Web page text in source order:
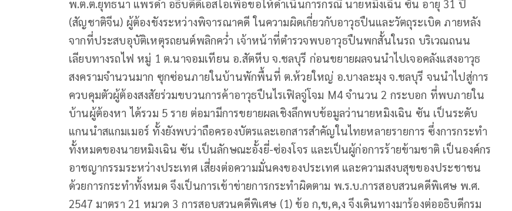
พ.ต.ต.ยุทธนา แพรดำ อธิบดีดีเอสไอเพื่อขอให้ดำเนินการกรณี นายหมิงเฉิน ซัน อายุ 31 ปี
(สัญชาติจีน) ผู้ต้องขังระหว่างพิจารณาคดี ในความผิดเกี่ยวกับอาวุธปืนและวัตถุระเบิด ภายหลัง
จากที่ประสบอุบัติเหตุรถยนต์พลิกคว่ำ เจ้าหน้าที่ตำรวจพบอาวุธปืนพกสั้นในรถ บริเวณถนน
เลียบทางรถไฟ หมู่ 1 ต.นาจอมเทียน อ.สัตหีบ จ.ชลบุรี ก่อนขยายผลจนนำไปเจอคลังแสงอาวุธ
สงครามจำนวนมาก ซุกซ่อนภายในบ้านพักพื้นที่ ต.ห้วยใหญ่ อ.บางละมุง จ.ชลบุรี จนนำไปสู่การ
ควบคุมตัวผู้ต้องสงสัยร่วมขบวนการค้าอาวุธปืนไรเฟิลจู่โจม M4 จำนวน 2 กระบอก ที่พบภายใน
บ้านผู้ต้องหา ได้รวม 5 ราย ต่อมามีการขยายผลเชิงลึกพบข้อมูลว่านายหมิงเฉิน ซัน เป็นระดับ
แกนนำสแกมเมอร์ ทั้งยังพบว่าถือครองบัตรและเอกสารสำคัญในไทยหลายรายการ ซึ่งการกระทำ
ทั้งหมดของนายหมิงเฉิน ซัน เป็นลักษณะอั้งยี่-ซ่องโจร และเป็นผู้ก่อการร้ายข้ามชาติ เป็นองค์กร
อาชญากรรมระหว่างประเทศ เสี่ยงต่อความมั่นคงของประเทศ และความสงบสุขของประชาชน
ด้วยการกระทำทั้งหมด จึงเป็นการเข้าข่ายการกระทำผิดตาม พ.ร.บ.การสอบสวนคดีพิเศษ พ.ศ.
2547 มาตรา 21 หมวด 3 การสอบสวนคดีพิเศษ (1) ข้อ ก,ข,ค,ง จึงเดินทางมาร้องต่ออธิบดีกรม